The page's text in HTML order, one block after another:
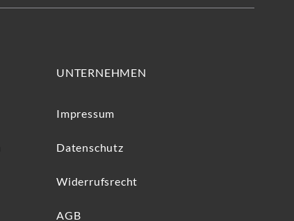
UNTERNEHMEN
Impressum
Datenschutz
Widerrufsrecht
AGB